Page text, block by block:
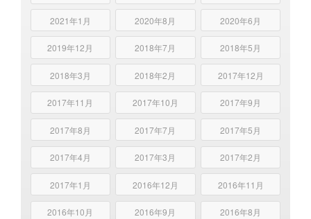
2021年1月 2020年8月 2020年6月
2019年12月 2018年7月 2018年5月
2018年3月 2018年2月 2017年12月
2017年11月 2017年10月 2017年9月
2017年8月 2017年7月 2017年5月
2017年4月 2017年3月 2017年2月
2017年1月 2016年12月 2016年11月
2016年10月 2016年9月 2016年8月